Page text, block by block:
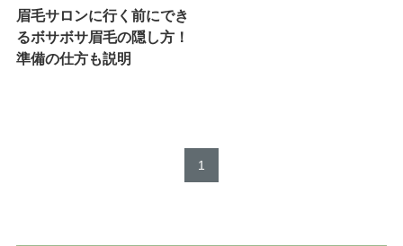
眉毛サロンに行く前にでき
るボサボサ眉毛の隠し方！
準備の仕方も説明
1